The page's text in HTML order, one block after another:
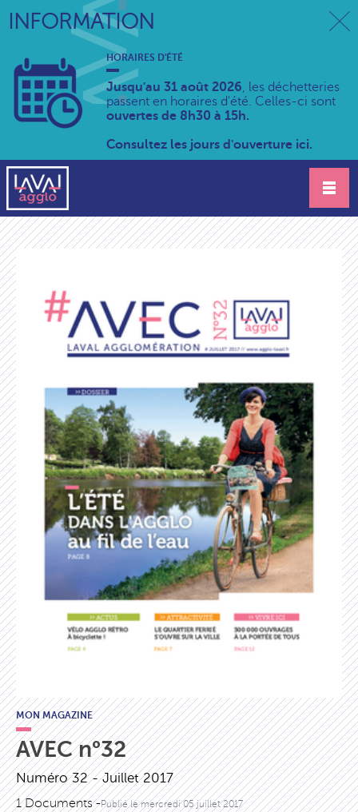
INFORMATION
HORAIRES D'ÉTÉ
Jusqu'au 31 août 2026, les déchetteries
passent en horaires d'été. Celles-ci sont
ouvertes de 8h30 à 15h.
Consultez les jours d'ouverture ici.
MON MAGAZINE
AVEC n°32
Numéro 32 - Juillet 2017
1 Documents -Publié lemercredi 05 juillet 2017